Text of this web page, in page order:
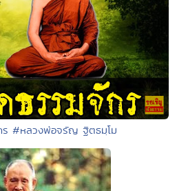
ร #หลวงพ่อจรัญ ฐิตธมฺโม